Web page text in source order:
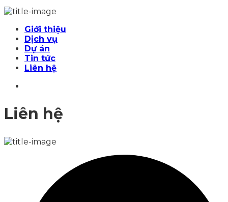
Giới thiệu
Dịch vụ
Dự án
Tin tức
Liên hệ
Liên hệ